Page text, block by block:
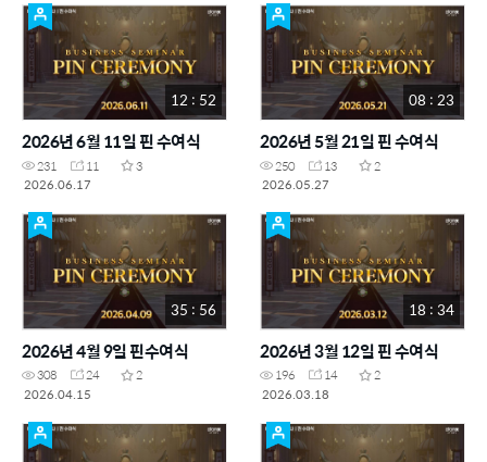
12 : 52
2026년 6월 11일 핀 수여식
231 11
3
2026.06.17
08 : 23
2026년 5월 21일 핀 수여식
250 13
2
2026.05.27
35 : 56
2026년 4월 9일 핀수여식
308 24
2
2026.04.15
18 : 34
2026년 3월 12일 핀 수여식
196 14
2
2026.03.18